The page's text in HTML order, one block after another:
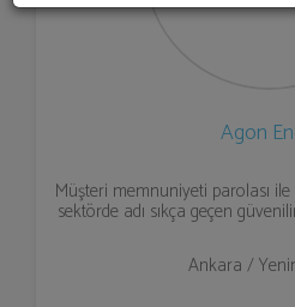
Agon
Müşteri memnuniyeti parolası ile
sektörde adı sıkça geçen
Ankara /